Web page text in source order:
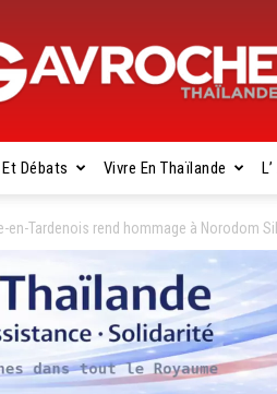
Gavroche
Thaïlande
Débats Vivre En Thaïlande
en-Tardenois rend hommage à Norodom